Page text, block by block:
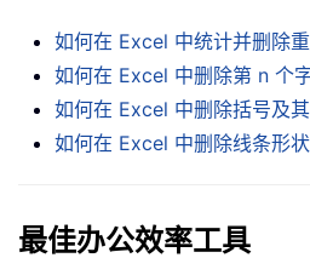
如何在 Excel 中统计并删除重
如何在 Excel 中删除第 n 个
如何在 Excel 中删除括号及其
如何在 Excel 中删除线条形状
最佳办公效率工具